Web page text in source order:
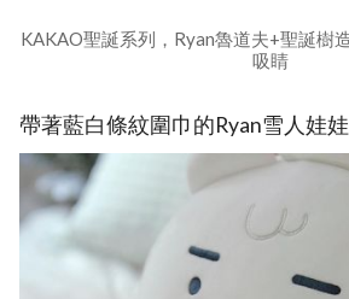
KAKAO聖誕系列，Ryan魯道夫+聖誕樹
吸睛
帶著藍白條紋圍巾的Ryan雪人娃娃